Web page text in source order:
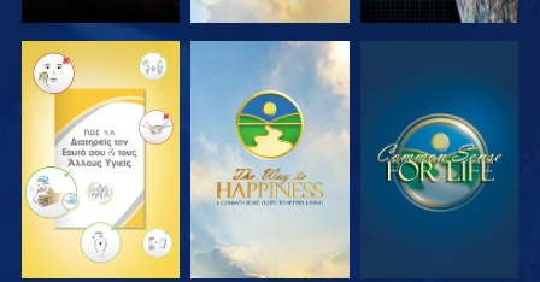
ΠΑΡΑΚΟΛΟΥΘΗΣΤΕ ΠΑΡΑΚΟΛΟΥΘΗΣΤΕ ΠΑΡΑΚΟΛΟΥΘΗΣΤΕ